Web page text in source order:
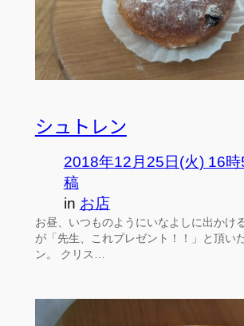
シュトレン
2018年12月25日(火) 16時
稿
in お店
お昼、いつものようにいなよしに出かけ
が「先生、これプレゼント！！」と頂い
ン。 クリス…